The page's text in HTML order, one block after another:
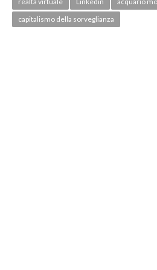
capitalismo della sorveglianza